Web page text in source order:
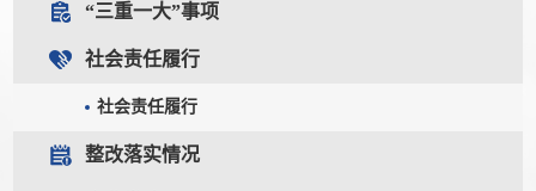
“三重一大”事项
社会责任履行
社会责任履行
整改落实情况